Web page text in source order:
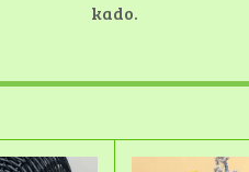
kado.